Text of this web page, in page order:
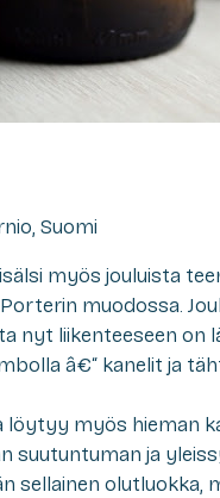
Suomi
myös jouluista
muodossa.
nyt liikenteeseen on
â€“ kanelit ja
myös hieman
suutuntuman ja
sellainen olutluokka,